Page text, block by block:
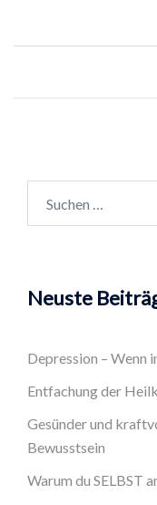
nach:
Neuste
Depression – Wenn
Entfachung der
Gesünder und
Bewusstsein
Warum du SELBST